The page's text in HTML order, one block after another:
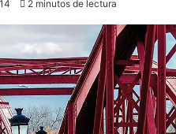
2 minutos de lectura